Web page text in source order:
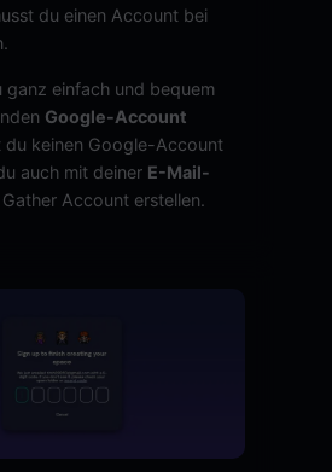
du einen Account bei
ganz einfach und bequem
Google-Account
du keinen Google-Account
auch mit deiner E-Mail-
Gather Account erstellen.